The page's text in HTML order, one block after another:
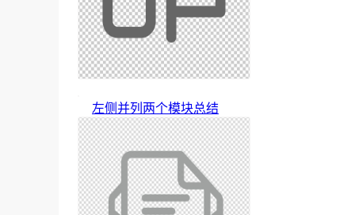
左侧并列两个模块总结